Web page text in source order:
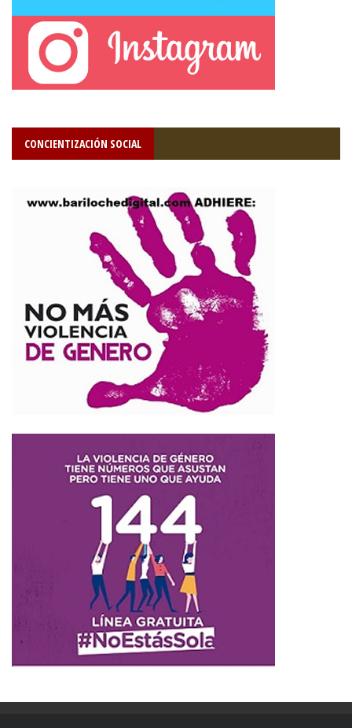
CONCIENTIZACIÓN SOCIAL